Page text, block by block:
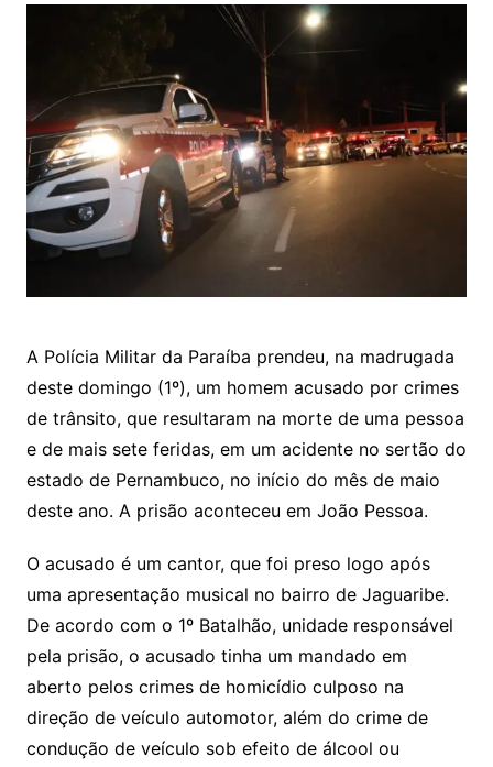
A Polícia Militar da Paraíba prendeu, na madrugada
deste domingo (1º), um homem acusado por crimes
de trânsito, que resultaram na morte de uma pessoa
e de mais sete feridas, em um acidente no sertão do
estado de Pernambuco, no início do mês de maio
deste ano. A prisão aconteceu em João Pessoa.
O acusado é um cantor, que foi preso logo após
uma apresentação musical no bairro de Jaguaribe.
De acordo com o 1º Batalhão, unidade responsável
pela prisão, o acusado tinha um mandado em
aberto pelos crimes de homicídio culposo na
direção de veículo automotor, além do crime de
condução de veículo sob efeito de álcool ou